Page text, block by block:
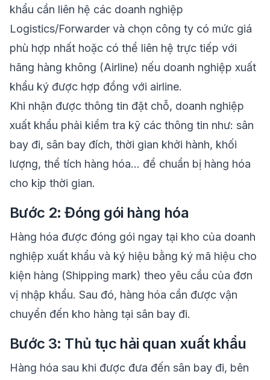
khẩu cần liên hệ các doanh nghiệp
Logistics/Forwarder và chọn công ty có mức giá
phù hợp nhất hoặc có thể liên hệ trực tiếp với
hãng hàng không (Airline) nếu doanh nghiệp xuất
khẩu ký được hợp đồng với airline.
Khi nhận được thông tin đặt chỗ, doanh nghiệp
xuất khẩu phải kiểm tra kỹ các thông tin như: sân
bay đi, sân bay đích, thời gian khởi hành, khối
lượng, thể tích hàng hóa… để chuẩn bị hàng hóa
cho kịp thời gian.
Bước 2: Đóng gói hàng hóa
Hàng hóa được đóng gói ngay tại kho của doanh
nghiệp xuất khẩu và ký hiệu bằng ký mã hiệu cho
kiện hàng (Shipping mark) theo yêu cầu của đơn
vị nhập khẩu. Sau đó, hàng hóa cần được vận
chuyển đến kho hàng tại sân bay đi.
Bước 3: Thủ tục hải quan xuất khẩu
Hàng hóa sau khi được đưa đến sân bay đi, bên